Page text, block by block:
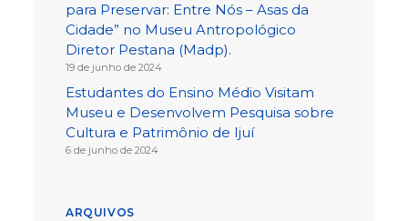
para Preservar: Entre Nós – Asas da
Cidade” no Museu Antropológico
Diretor Pestana (Madp).
19 de junho de 2024
Estudantes do Ensino Médio Visitam
Museu e Desenvolvem Pesquisa sobre
Cultura e Patrimônio de Ijuí
6 de junho de 2024
ARQUIVOS